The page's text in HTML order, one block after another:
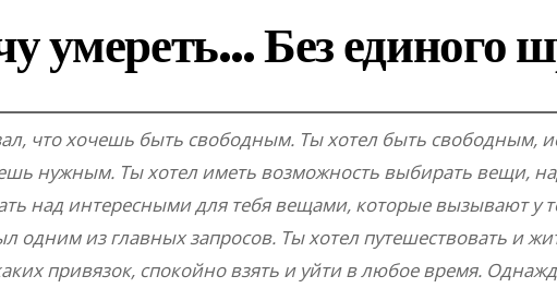
умереть… Без единого
что хочешь быть свободным. Ты хотел быть свободным,
нужным. Ты хотел иметь возможность выбирать вещи,
над интересными для тебя вещами, которые вызывают у
одним из главных запросов. Ты хотел путешествовать и
привязок, спокойно взять и уйти в любое время.